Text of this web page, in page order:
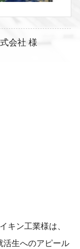
会社 様
キン工業様は、
活生へのアピール